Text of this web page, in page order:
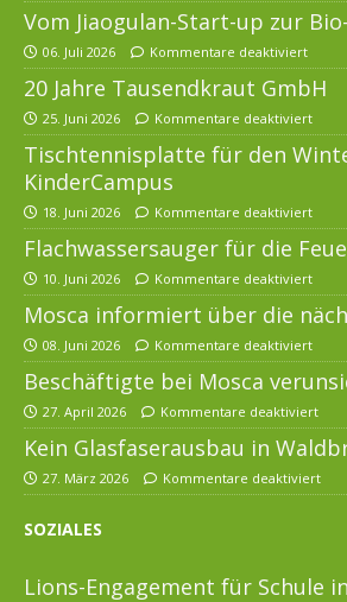
Vom Jiaogulan-Start-up zur
06. Juli 2026 Kommentare deaktiviert
20 Jahre Tausendkraut GmbH
25. Juni 2026 Kommentare deaktiviert
Tischtennisplatte für den
KinderCampus
18. Juni 2026 Kommentare deaktiviert
Flachwassersauger für die
10. Juni 2026 Kommentare deaktiviert
Mosca informiert über die
08. Juni 2026 Kommentare deaktiviert
Beschäftigte bei Mosca
27. April 2026 Kommentare deaktiviert
Kein Glasfaserausbau in
27. März 2026 Kommentare deaktiviert
SOZIALES
Lions-Engagement für Schule